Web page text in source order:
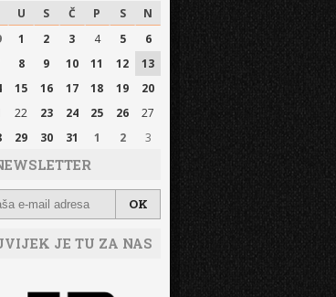
U S Č P S
N
1 2 3 4 5
6
8 9 10 11 12
13
15 16 17 18 19
20
22 23 24 25 26
27
29 30 31 1 2 3
JE TU ZA NAS